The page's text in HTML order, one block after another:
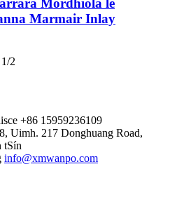
Mórdhíola le
Marmair Inlay
2
+86 15959236109
Uimh. 217 Donghuang Road,
tSín
info@xmwanpo.com